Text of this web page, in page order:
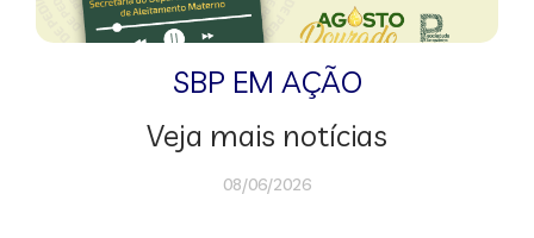
SBP EM AÇÃO
Veja mais notícias
08/06/2026